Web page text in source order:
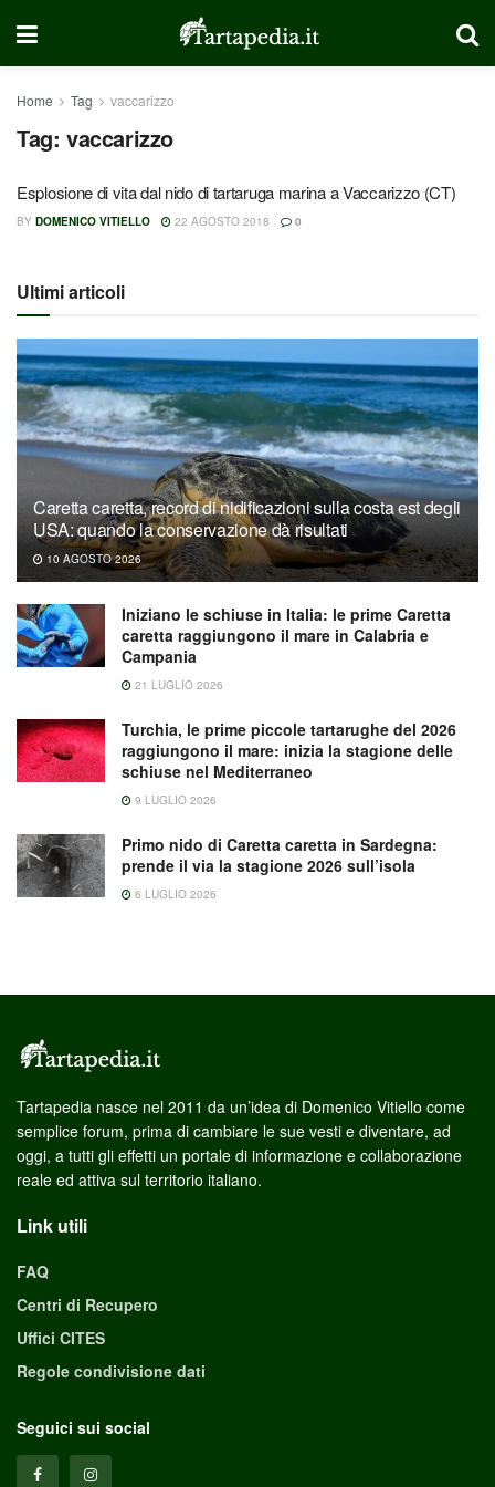
Home Tag vaccarizzo
Tag: vaccarizzo
Esplosione di vita dal nido di tartaruga marina a Vaccarizzo (CT)
BY DOMENICO VITIELLO 22 AGOSTO 2018 0
Ultimi articoli
Caretta caretta, record di nidificazioni sulla costa est degli
USA: quando la conservazione dà risultati
10 AGOSTO 2026
Iniziano le schiuse in Italia: le prime Caretta
caretta raggiungono il mare in Calabria e
Campania
21 LUGLIO 2026
Turchia, le prime piccole tartarughe del 2026
raggiungono il mare: inizia la stagione delle
schiuse nel Mediterraneo
9 LUGLIO 2026
Primo nido di Caretta caretta in Sardegna:
prende il via la stagione 2026 sull’isola
6 LUGLIO 2026
Tartapedia nasce nel 2011 da un’idea di Domenico Vitiello come
semplice forum, prima di cambiare le sue vesti e diventare, ad
oggi, a tutti gli effetti un portale di informazione e collaborazione
reale ed attiva sul territorio italiano.
Link utili
FAQ
Centri di Recupero
Uffici CITES
Regole condivisione dati
Seguici sui social